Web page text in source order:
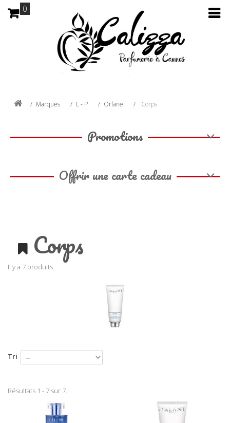
0
Marques L - P Orlane Corps
Promotions
Offrir une carte cadeau
Corps
Il y a 7 produits.
Tri
Résultats 1 - 7 sur 7.